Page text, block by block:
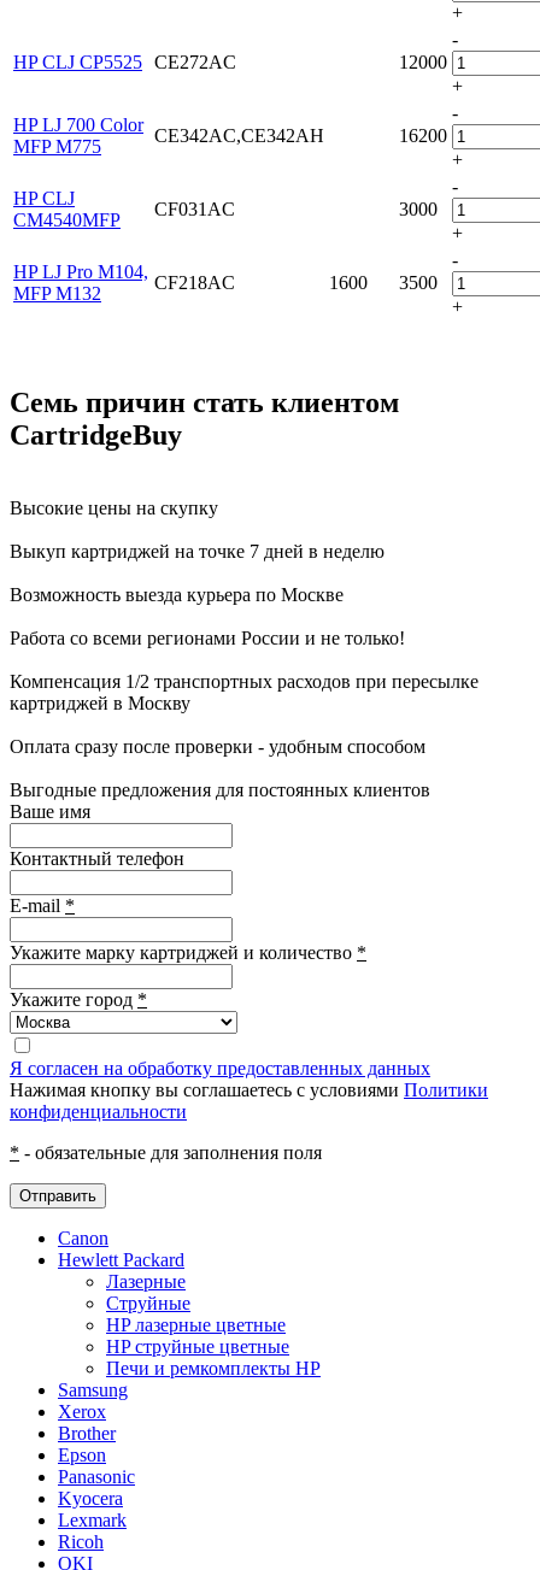
+
HP CLJ CP5525 CE272AC 12000
-
+
HP LJ 700 Color
MFP M775
CE342AC,CE342AH 16200
-
+
HP CLJ
CM4540MFP
CF031AC 3000
-
+
HP LJ Pro M104,
MFP M132
CF218AC 1600 3500
-
+
Семь причин стать клиентом
CartridgeBuy
Высокие цены на скупку
Выкуп картриджей на точке 7 дней в неделю
Возможность выезда курьера по Москве
Работа со всеми регионами России и не только!
Компенсация 1/2 транспортных расходов при пересылке
картриджей в Москву
Оплата сразу после проверки - удобным способом
Выгодные предложения для постоянных клиентов
Ваше имя
Контактный телефон
E-mail *
Укажите марку картриджей и количество *
Укажите город *
Я согласен на обработку предоставленных данных
Нажимая кнопку вы соглашаетесь с условиями Политики
конфиденциальности
* - обязательные для заполнения поля
Отправить
Canon
Hewlett Packard
Лазерные
Струйные
HP лазерные цветные
HP струйные цветные
Печи и ремкомплекты HP
Samsung
Xerox
Brother
Epson
Panasonic
Kyocera
Lexmark
Ricoh
OKI